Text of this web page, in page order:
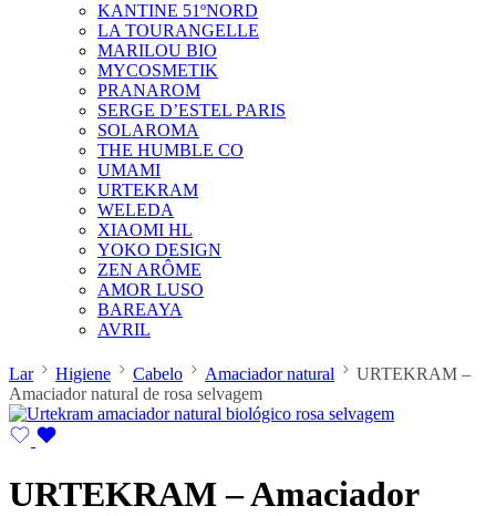
KANTINE 51ºNORD
LA TOURANGELLE
MARILOU BIO
MYCOSMETIK
PRANAROM
SERGE D’ESTEL PARIS
SOLAROMA
THE HUMBLE CO
UMAMI
URTEKRAM
WELEDA
XIAOMI HL
YOKO DESIGN
ZEN ARÔME
AMOR LUSO
BAREAYA
AVRIL
Lar Higiene Cabelo Amaciador natural
URTEKRAM –
Amaciador natural de rosa selvagem
URTEKRAM – Amaciador